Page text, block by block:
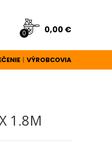
0 0,00 €
| VÝROBCOVIA
1.8M